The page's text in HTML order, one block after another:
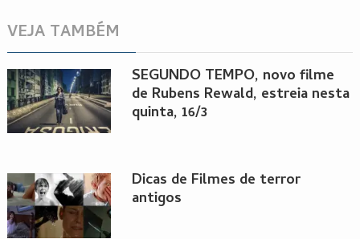
VEJA TAMBÉM
SEGUNDO TEMPO, novo filme
de Rubens Rewald, estreia nesta
quinta, 16/3
Dicas de Filmes de terror
antigos